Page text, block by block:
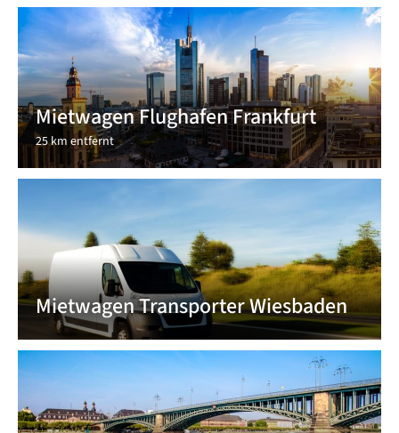
Mietwagen Flughafen Frankfurt
25 km entfernt
Mietwagen Transporter Wiesbaden